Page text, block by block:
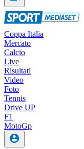
Coppa Italia
Mercato
Calcio
Live
Risultati
Video
Foto
Tennis
Drive UP
F1
MotoGp